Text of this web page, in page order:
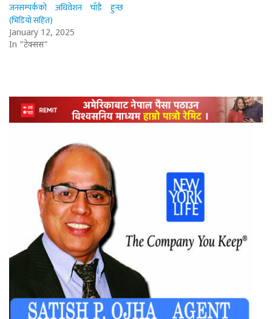
जनसम्पर्कको अधिवेशन चाँडै हुन्छ
(भिडियो सहित)
January 12, 2025
In "टेक्सस"